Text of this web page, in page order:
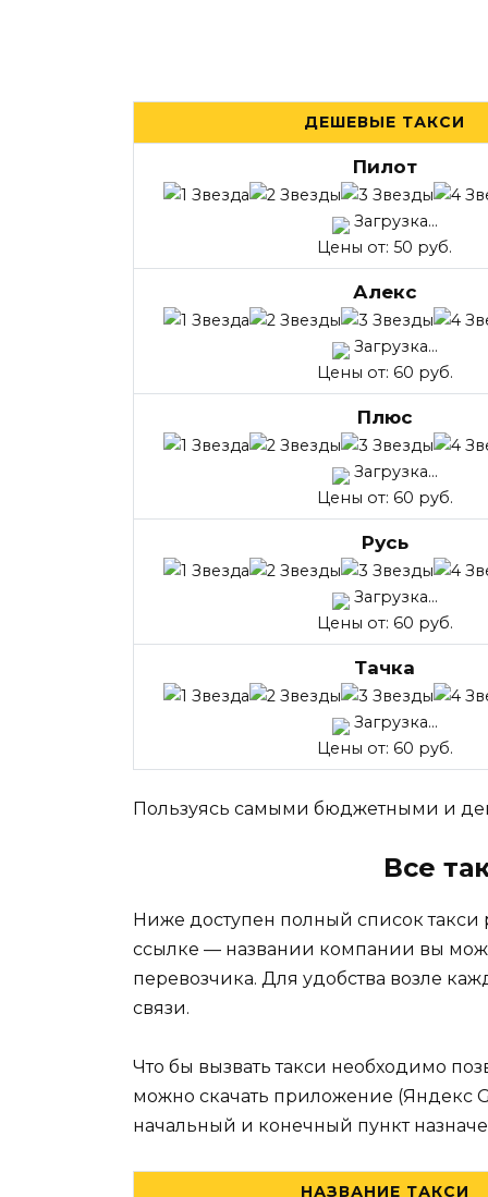
ДЕШЕВЫЕ ТАКСИ
Пилот
Загрузка...
Цены от: 50 руб.
Алекс
Загрузка...
Цены от: 60 руб.
Плюс
Загрузка...
Цены от: 60 руб.
Русь
Загрузка...
Цены от: 60 руб.
Тачка
Загрузка...
Цены от: 60 руб.
Пользуясь самыми бюджетными и
Все
Ниже доступен полный список
ссылке — названии компании вы
перевозчика. Для удобства возле
связи.
Что бы вызвать такси необходимо
можно скачать приложение (Яндекс
начальный и конечный пункт
НАЗВАНИЕ ТАКСИ